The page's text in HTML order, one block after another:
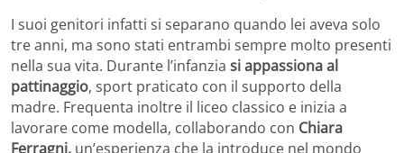
I suoi genitori infatti si separano quando lei aveva solo
tre anni, ma sono stati entrambi sempre molto presenti
nella sua vita. Durante l’infanzia si appassiona al
pattinaggio, sport praticato con il supporto della
madre. Frequenta inoltre il liceo classico e inizia a
lavorare come modella, collaborando con Chiara
Ferragni, un’esperienza che la introduce nel mondo